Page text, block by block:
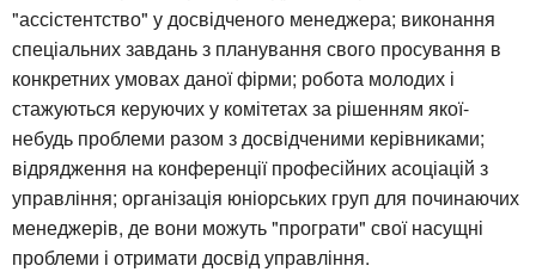
"ассістентство" у досвідченого менеджера; виконання
спеціальних завдань з планування свого просування в
конкретних умовах даної фірми; робота молодих і
стажуються керуючих у комітетах за рішенням якої-
небудь проблеми разом з досвідченими керівниками;
відрядження на конференції професійних асоціацій з
управління; організація юніорських груп для починаючих
менеджерів, де вони можуть "програти" свої насущні
проблеми і отримати досвід управління.